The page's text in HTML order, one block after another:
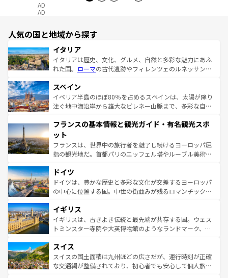
AD
AD
人気の国と地域から探す
イタリア
イタリアは歴史、文化、グルメ、自然と多彩な魅力にあふ
れた国。 ローマの古代遺跡やフィレンツェのルネッサンス
ろん、トスカーナの美しい田園風景やアマルフィ海岸の絶
景など、自然景観も見逃せない。観光の合間には、本場の
ピザやパスタなど、絶品のイタリア料理を堪能することも
ませてくれるイタリアで、忘れられない旅をしてみよう！
なお、新着のイタリア情報は
しい。
スペイン
イベリア半島のほぼ80％を占めるスペインは、太陽が降り
注ぐ地中海沿岸から雄大なピレネー山脈まで、多彩な自然
文化が根付くこの国では、情熱的なフラメンコ、熱気あふ
れる闘牛、そして美味しいタパスが生活の一部となってい
る。首都マドリードの洗練された雰囲気や、バルセロナの
アートに溢れた街角から、地方では古代ローマ遺跡や中世
せる。地方によって風土や気候が異なるスペインはその個
性で訪れる人を魅了する。 なお、新着のスペイン情報は コ
ンテンツ一覧を参照してほしい。
フランスの基本情報と観光ガイド・有名観光スポ
ット
フランスは、世界中の旅行者を魅了し続けるヨーロッパ屈
指の観光地だ。首都パリのエッフェル塔やルーブル美術館
で、幅広い魅力が詰まっている。華麗な宮殿、歴史的な大
聖堂、美しいビーチ、そして豊かな自然が、訪れる者を心
から魅了する。また、フランスは美食の国としても知ら
いる。シャンパンの発祥地であるランス、プロヴァンスの
香り高いラベンダー畑など、多彩な楽しみ方が可能だ。さ
らに、パリ以外の地域にも魅力が溢れており、どの街角に
れる地方に足を運ぶとそれぞれで全く異なる文化を体験で
きるだろう。 なお、新着のフランス情報はコンテンツ一覧
を参照してほしい。
ドイツ
ドイツは、豊かな歴史と多彩な文化が交差するヨーロッパ
の中心に位置する国。中世の街並みが残るロマンチック街
顔を持つこの国は、どこを歩いても飽きることがない。ベ
ルリンの文化的活気、バイエルン州のアルプスの絶景、そ
してライン川沿いのワイン畑といった風景は必見。ビール
は、お酒好きな人にはぜひ体験してほしい。 なお、新着の
ドイツ情報はコンテンツ一覧を参照してほしい。
イギリス
イギリスは、古きよき伝統と最先端が共存する国。ウェス
トミンスター寺院や大英博物館のようなランドマーク、歴
リアごとに異なる魅力がある。また、優雅なアフタヌーン
ティー、ビール好きにはたまらない英国パブ、サッカー観
戦など、本場だからこそできる体験も豊富。イギリスを旅
スイス
スイスの国土面積は九州ほどの広さだが、運行時刻が正確
な交通網が整備されており、初心者でも安心して個人旅行